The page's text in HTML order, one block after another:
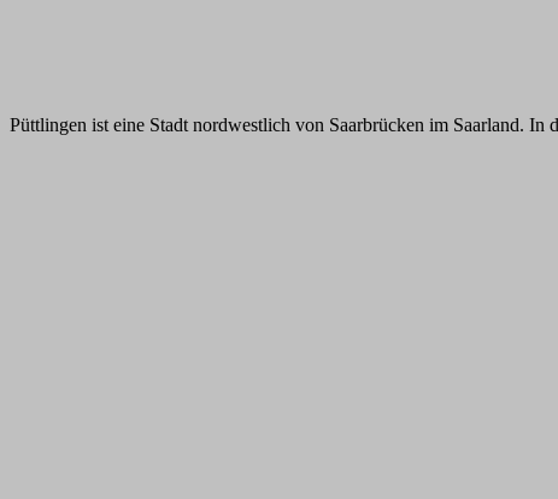
Püttlingen ist eine Stadt nordwestlich von Saarbrücken im Saarland. In